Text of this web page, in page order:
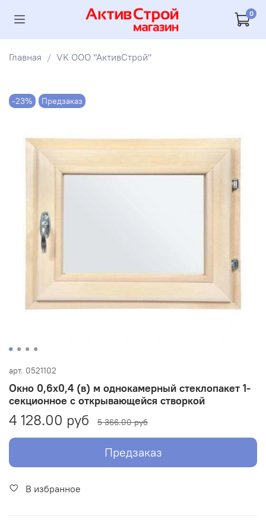
0
Главная VK ООО "АктивСтрой"
-23% Предзаказ
арт. 0521102
Окно 0,6х0,4 (в) м однокамерный стеклопакет 1-
секционное с открывающейся створкой
4 128.00 руб 5 366.00 руб
Предзаказ
В избранное